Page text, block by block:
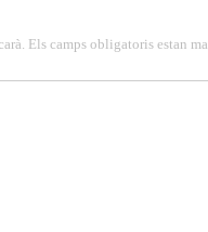
Els camps obligatoris estan